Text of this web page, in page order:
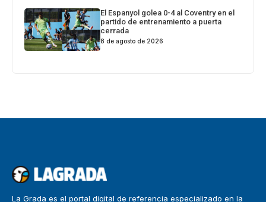
El Espanyol golea 0-4 al Coventry en el
partido de entrenamiento a puerta
cerrada
8 de agosto de 2026
La Grada es el portal digital de referencia especializado en la